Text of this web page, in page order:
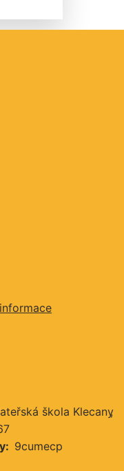
škola Klecany
9cumecp